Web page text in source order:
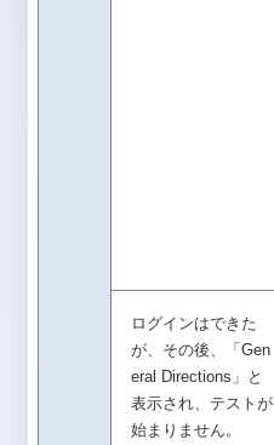
ログインはできた
が、その後、「Gen
eral Directions」と
表示され、テストが
始まりません。